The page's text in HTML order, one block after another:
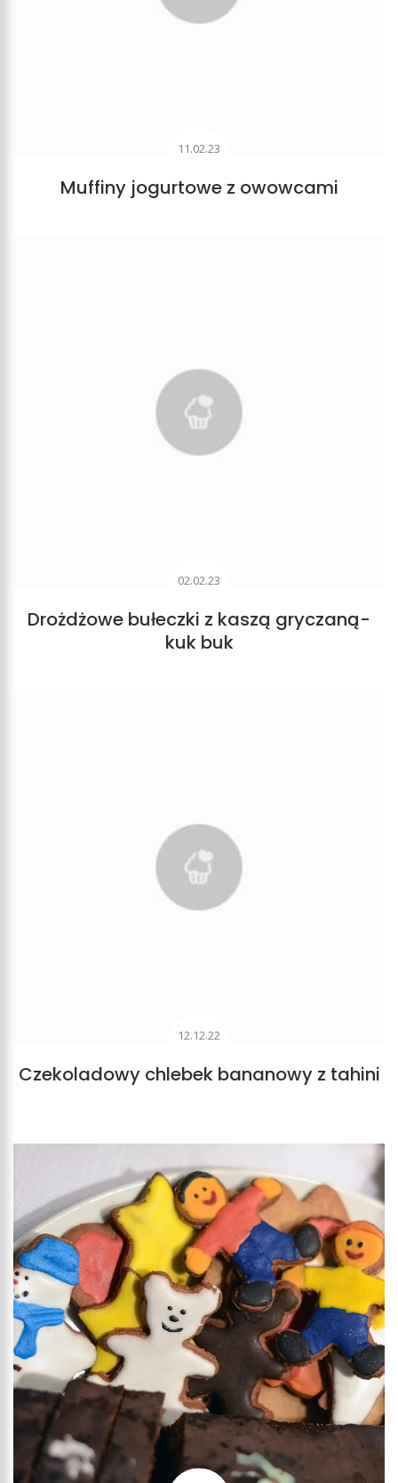
11.02.23
Muffiny jogurtowe z owowcami
02.02.23
Drożdżowe bułeczki z kaszą gryczaną-
kuk buk
12.12.22
Czekoladowy chlebek bananowy z tahini